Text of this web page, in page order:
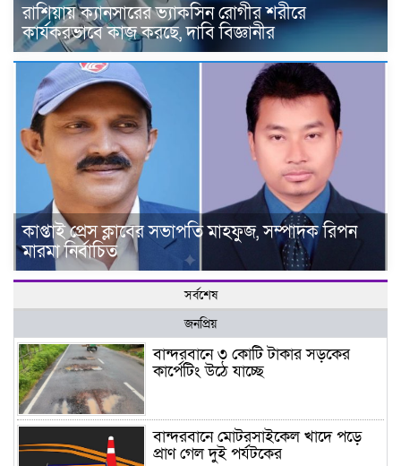
রাশিয়ায় ক্যানসারের ভ্যাকসিন রোগীর শরীরে
কার্যকরভাবে কাজ করছে, দাবি বিজ্ঞানীর
কাপ্তাই প্রেস ক্লাবের সভাপতি মাহফুজ, সম্পাদক রিপন
মারমা নির্বাচিত
সর্বশেষ
জনপ্রিয়
বান্দরবানে ৩ কোটি টাকার সড়কের
কার্পেটিং উঠে যাচ্ছে
বান্দরবানে মোটরসাইকেল খাদে পড়ে
প্রাণ গেল দুই পর্যটকের